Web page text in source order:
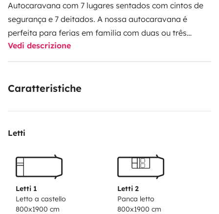
Autocaravana com 7 lugares sentados com cintos de
segurança e 7 deitados. A nossa autocaravana é
perfeita para ferias em familia com duas ou três
crianças ou mesmo entre amigos. A distribuição
interna é muito confortável. Apesar de ser um veículo
com câmara traseira ).
Vedi descrizione
Caratteristiche
Letti
Letti 1
Letto a castello
800x1900 cm
Letti 2
Panca letto
800x1900 cm